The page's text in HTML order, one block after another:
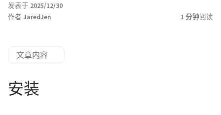
发表于 2025/12/30
作者 JaredJen 1 分钟阅读
文章内容
安装